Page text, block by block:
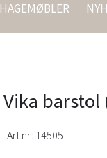
HAGEMØBLER
Vika barstol
Art.nr: 14505